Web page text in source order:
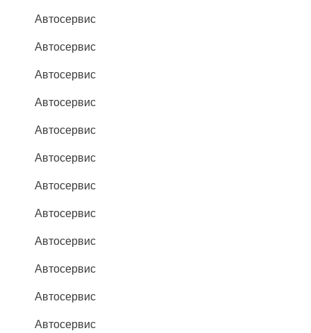
Автосервис
Автосервис
Автосервис
Автосервис
Автосервис
Автосервис
Автосервис
Автосервис
Автосервис
Автосервис
Автосервис
Автосервис